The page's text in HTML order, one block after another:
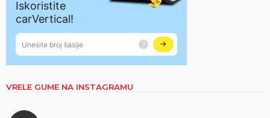
VRELE GUME NA INSTAGRAMU